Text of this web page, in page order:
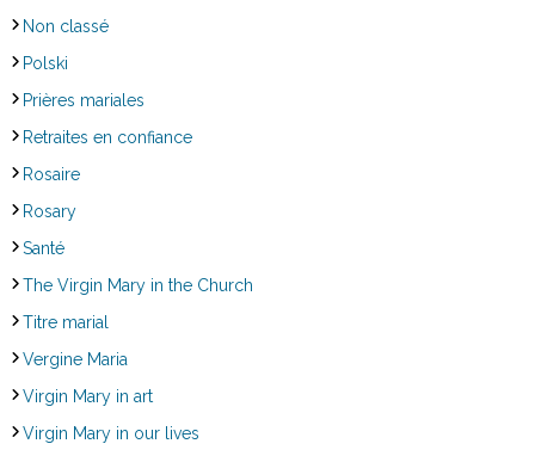
Non classé
Polski
Prières mariales
Retraites en confiance
Rosaire
Rosary
Santé
The Virgin Mary in the Church
Titre marial
Vergine Maria
Virgin Mary in art
Virgin Mary in our lives